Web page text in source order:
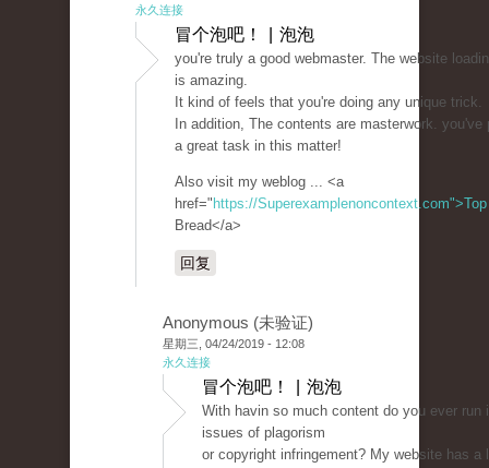
永久连接
冒个泡吧！ | 泡泡
you're truly a good webmaster. The website
is amazing.
It kind of feels that you're doing any unique trick.
In addition, The contents are masterwork. you've
a great task in this matter!
Also visit my weblog ... <a
href=" https://Superexamplenoncontext.com">Top
Bread</a>
回复
Anonymous (未验证)
星期三, 04/24/2019 - 12:08
永久连接
冒个泡吧！ | 泡泡
With havin so much content do you ever run
issues of plagorism
or copyright infringement? My website has a